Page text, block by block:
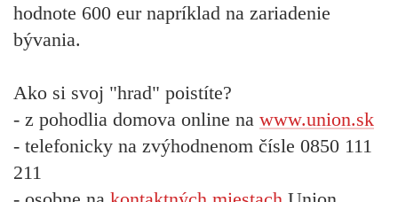
hodnote 600 eur napríklad na zariadenie
bývania.
Ako si svoj "hrad" poistíte?
- z pohodlia domova online na www.union.sk
- telefonicky na zvýhodnenom čísle 0850 111
211